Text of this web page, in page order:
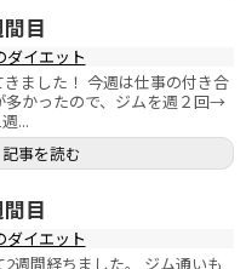
目
ダイエット
ました！ 今週は仕事の付き合
多かったので、ジムを週２回→
...
記事を読む
目
ダイエット
週間経ちました。 ジム通いも